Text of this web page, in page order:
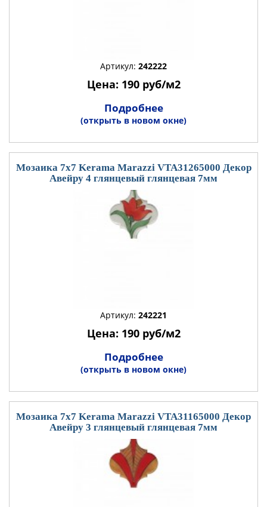
Артикул: 242222
Цена: 190 руб/м2
Подробнее
(открыть в новом окне)
Мозаика 7x7 Kerama Marazzi VTA31265000 Декор
Авейру 4 глянцевый глянцевая 7мм
Артикул: 242221
Цена: 190 руб/м2
Подробнее
(открыть в новом окне)
Мозаика 7x7 Kerama Marazzi VTA31165000 Декор
Авейру 3 глянцевый глянцевая 7мм